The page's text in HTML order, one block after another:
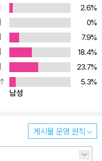
2.6%
0%
7.9%
18.4%
23.7%
5.3%
남성
게시물 운영 원칙